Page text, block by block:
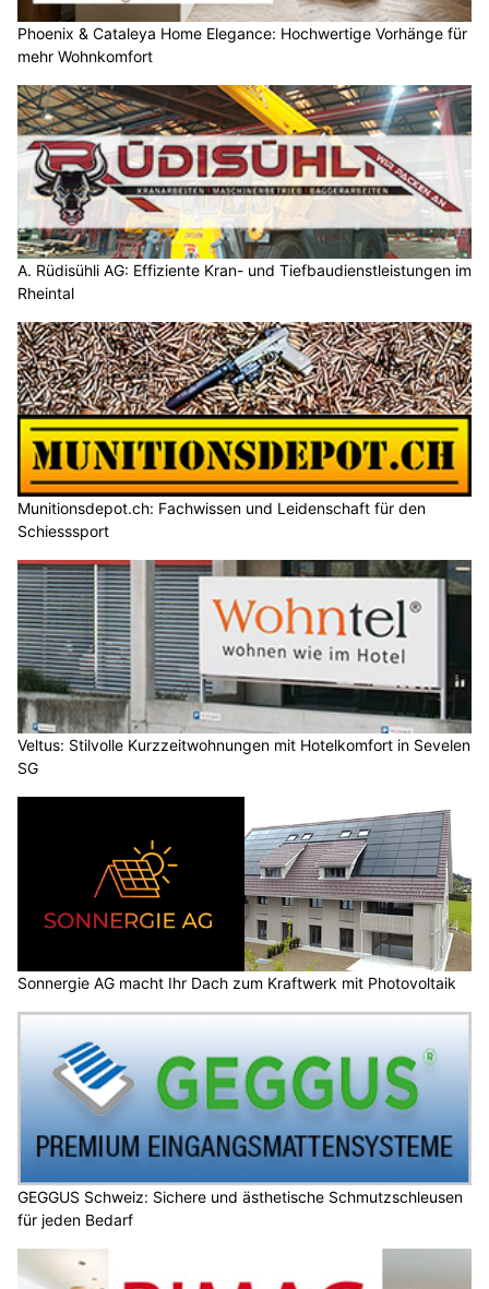
Phoenix & Cataleya Home Elegance: Hochwertige Vorhänge für
mehr Wohnkomfort
A. Rüdisühli AG: Effiziente Kran- und Tiefbaudienstleistungen im
Rheintal
Munitionsdepot.ch: Fachwissen und Leidenschaft für den
Schiesssport
Veltus: Stilvolle Kurzzeitwohnungen mit Hotelkomfort in Sevelen
SG
Sonnergie AG macht Ihr Dach zum Kraftwerk mit Photovoltaik
GEGGUS Schweiz: Sichere und ästhetische Schmutzschleusen
für jeden Bedarf